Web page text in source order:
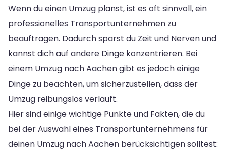
Wenn du einen Umzug planst, ist es oft sinnvoll, ein
professionelles Transportunternehmen zu
beauftragen. Dadurch sparst du Zeit und Nerven und
kannst dich auf andere Dinge konzentrieren. Bei
einem Umzug nach Aachen gibt es jedoch einige
Dinge zu beachten, um sicherzustellen, dass der
Umzug reibungslos verläuft.
Hier sind einige wichtige Punkte und Fakten, die du
bei der Auswahl eines Transportunternehmens für
deinen Umzug nach Aachen berücksichtigen solltest: